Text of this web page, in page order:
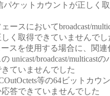
パケットカウントが正しく
ースにおいてbroadcast/
く取得できていませんでし
スを使用する場合に、関
unicast/broadcast/multicast
ていませんでした
等の64ビットカウ
答できていませんでした